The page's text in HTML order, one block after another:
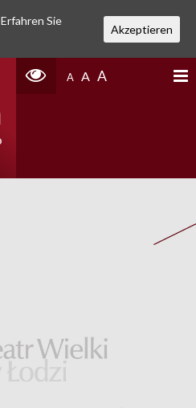
A A A
Erfahren Sie
Akzeptieren